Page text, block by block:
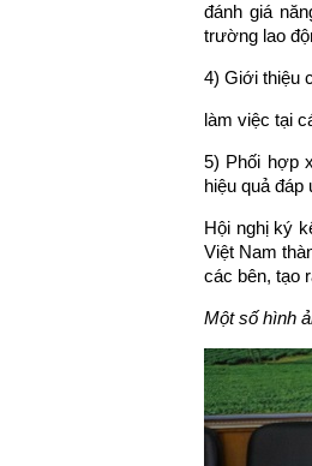
đánh giá
trường lao
4) Giới thiệu
làm việc tại
5) Phối hợp
hiệu quả
Hội nghị ký
Việt Nam
các bên, tạo
Một số hình